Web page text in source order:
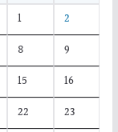
1
2
8
9
15
16
22
23